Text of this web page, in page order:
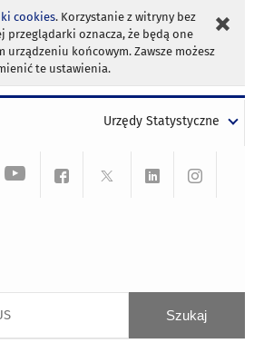
cookies. Korzystanie z witryny bez
przeglądarki oznacza, że będą one
urządzeniu końcowym. Zawsze możesz
te ustawienia.
Urzędy Statystyczne